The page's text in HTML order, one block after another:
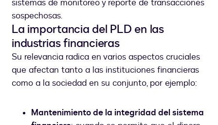
sistemas de monitoreo y reporte de transacciones
sospechosas.
La importancia del PLD en las
industrias financieras
Su relevancia radica en varios aspectos cruciales
que afectan tanto a las instituciones financieras
como a la sociedad en su conjunto, por ejemplo:
Mantenimiento de la integridad del sistema